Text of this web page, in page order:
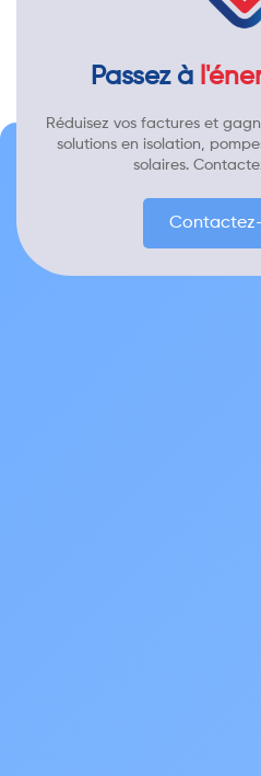
Passez à
Réduisez vos factures et
solutions en isolation,
solaires.